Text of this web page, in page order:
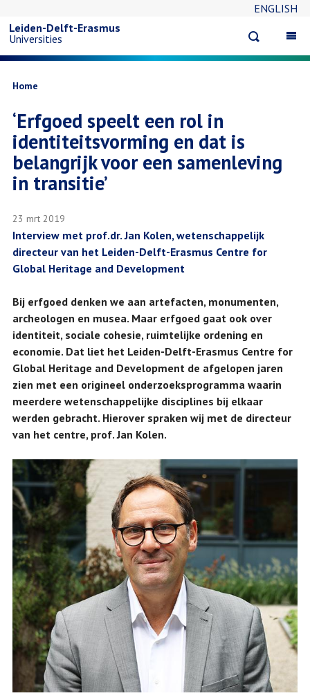
naar
inhoud
gaan
ENGLISH
search
Leiden-Delft-Erasmus
Universities
Kruimelpad
Home
‘Erfgoed speelt een rol in
identiteitsvorming en dat is
belangrijk voor een samenleving
in transitie’
23 mrt 2019
Interview met prof.dr. Jan Kolen, wetenschappelijk
directeur van het Leiden-Delft-Erasmus Centre for
Global Heritage and Development
Bij erfgoed denken we aan artefacten, monumenten,
archeologen en musea. Maar erfgoed gaat ook over
identiteit, sociale cohesie, ruimtelijke ordening en
economie. Dat liet het Leiden-Delft-Erasmus Centre for
Global Heritage and Development de afgelopen jaren
zien met een origineel onderzoeksprogramma waarin
meerdere wetenschappelijke disciplines bij elkaar
werden gebracht. Hierover spraken wij met de directeur
van het centre, prof. Jan Kolen.